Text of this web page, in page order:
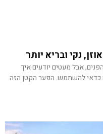
נקי ובריא יותר
אבל מעטים יודעים איך
כדאי להשתמש. הפער הקטן הזה